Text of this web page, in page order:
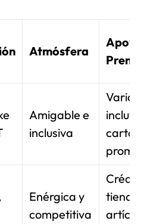
Atmósfera
Amigable e
inclusiva
cartas
Enérgica y
competitiva
tienda